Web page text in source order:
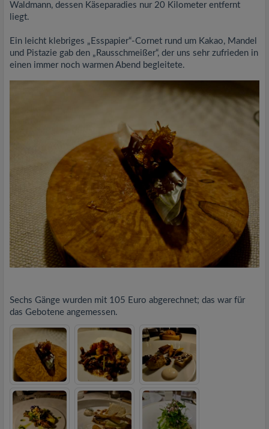
Waldmann, dessen Käseparadies nur 20 Kilometer entfernt
liegt.
Ein leicht klebriges „Esspapier“-Cornet rund um Kakao, Mandel
und Pistazie gab den „Rausschmeißer“, der uns sehr zufrieden in
einen immer noch warmen Abend begleitete.
Sechs Gänge wurden mit 105 Euro abgerechnet; das war für
das Gebotene angemessen.